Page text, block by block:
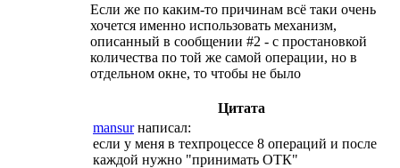
Если же по каким-то причинам всё таки очень
хочется именно использовать механизм,
описанный в сообщении #2 - с простановкой
количества по той же самой операции, но в
отдельном окне, то чтобы не было
Цитата
mansurнаписал:
если у меня в техпроцессе 8 операций и после
каждой нужно "принимать ОТК"